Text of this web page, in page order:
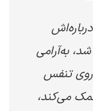
به‌آرامی
روی تنفس
کمک می‌کند،